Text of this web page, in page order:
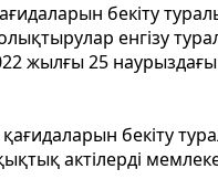
бекіту
енгізу
жылғы 25
бекіту
актілерді